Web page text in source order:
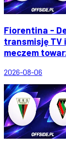
Fiorentina -
transmisję TV
meczem
2026-08-06